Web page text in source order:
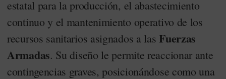
estatal para la producción, el abastecimiento
continuo y el mantenimiento operativo de los
recursos sanitarios asignados a lasFuerzas
Armadas. Su diseño le permite reaccionar ante
contingencias graves, posicionándose como una